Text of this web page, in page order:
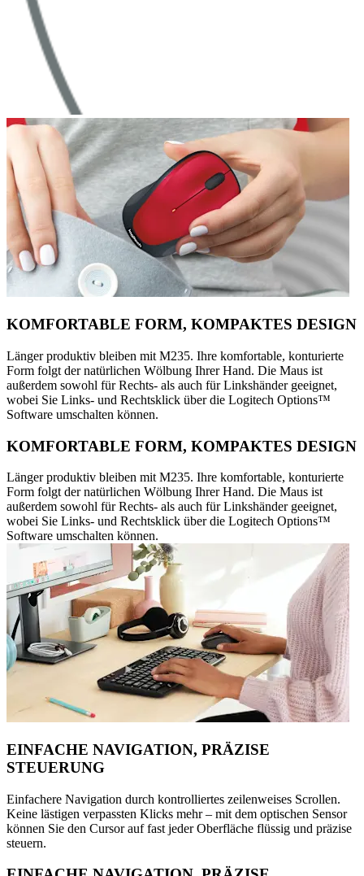
KOMFORTABLE FORM, KOMPAKTES DESIGN
Länger produktiv bleiben mit M235. Ihre komfortable, konturierte
Form folgt der natürlichen Wölbung Ihrer Hand. Die Maus ist
außerdem sowohl für Rechts- als auch für Linkshänder geeignet,
wobei Sie Links- und Rechtsklick über die Logitech Options™
Software umschalten können.
KOMFORTABLE FORM, KOMPAKTES DESIGN
Länger produktiv bleiben mit M235. Ihre komfortable, konturierte
Form folgt der natürlichen Wölbung Ihrer Hand. Die Maus ist
außerdem sowohl für Rechts- als auch für Linkshänder geeignet,
wobei Sie Links- und Rechtsklick über die Logitech Options™
Software umschalten können.
EINFACHE NAVIGATION, PRÄZISE
STEUERUNG
Einfachere Navigation durch kontrolliertes zeilenweises Scrollen.
Keine lästigen verpassten Klicks mehr – mit dem optischen Sensor
können Sie den Cursor auf fast jeder Oberfläche flüssig und präzise
steuern.